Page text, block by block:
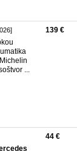
...
139 €
44 €